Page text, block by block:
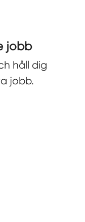
jobb
håll dig
jobb.